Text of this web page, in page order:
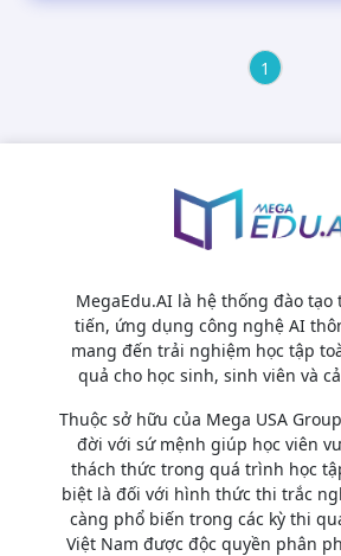
1
MegaEdu.AI là hệ thống đào
tiến, ứng dụng công nghệ AI
mang đến trải nghiệm học tập
quả cho học sinh, sinh viên và
Thuộc sở hữu của Mega USA
đời với sứ mệnh giúp học viên
thách thức trong quá trình học
biệt là đối với hình thức thi trắc
càng phổ biến trong các kỳ thi
Việt Nam được độc quyền phân